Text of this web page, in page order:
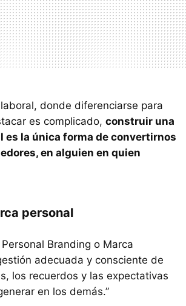
donde diferenciarse para
es complicado, construir una
es la única forma de convertirnos
en alguien en quien
personal
Branding o Marca
adecuada y consciente de
los recuerdos y las expectativas
en los demás.”